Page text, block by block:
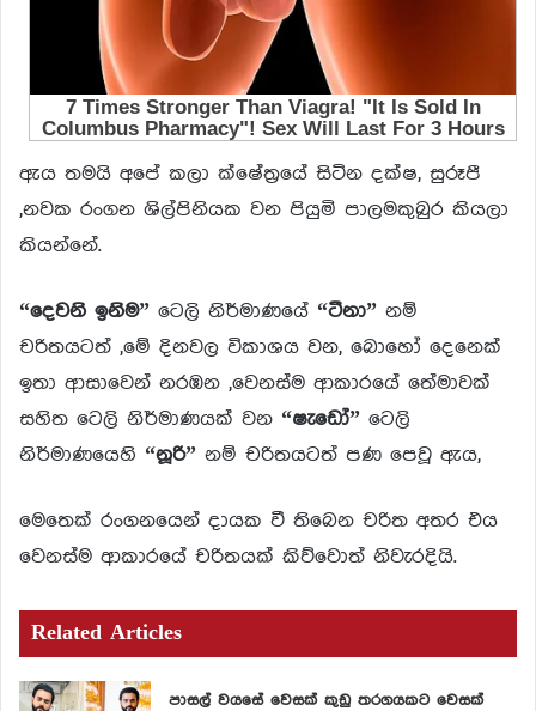
ඇය තමයි අපේ කලා ක්ෂේත්‍රයේ සිටින දක්ෂ, සුරූපී
,නවක රංගන ශිල්පිනියක වන පියුමි පාලමකුබුර කියලා
කියන්නේ.
“දෙවනි ඉනිම” ටෙලි නිර්මාණයේ “ටීනා” නම්
චරිතයටත් ,මේ දිනවල විකාශය වන, බොහෝ දෙනෙක්
ඉතා ආසාවෙන් නරඹන ,වෙනස්ම ආකාරයේ තේමාවක්
සහිත ටෙලි නිර්මාණයක් වන “ෂැඩෝ” ටෙලි
නිර්මාණයෙහි “නූරි” නම් චරිතයටත් පණ පෙවූ ඇය,
මෙතෙක් රංගනයෙන් දායක වී තිබෙන චරිත අතර එය
වෙනස්ම ආකාරයේ චරිතයක් කිව්වොත් නිවැරදියි.
Related Articles
පාසල් වයසේ වෙසක් කුඩු තරගයකට වෙසක්